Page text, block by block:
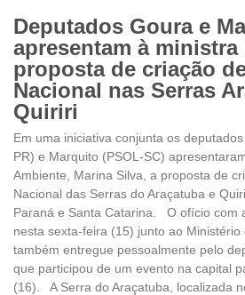
Deputados Goura e
apresentam à ministra
proposta de criação
Nacional nas Serras
Quiriri
Em uma iniciativa conjunta os
PR) e Marquito (PSOL-SC)
Ambiente, Marina Silva, a proposta de
Nacional das Serras do Araçatuba e
Paraná e Santa Catarina. O ofício com
nesta sexta-feira (15) junto ao Ministério
também entregue pessoalmente pelo
que participou de um evento na capital
(16). A Serra do Araçatuba, localizada